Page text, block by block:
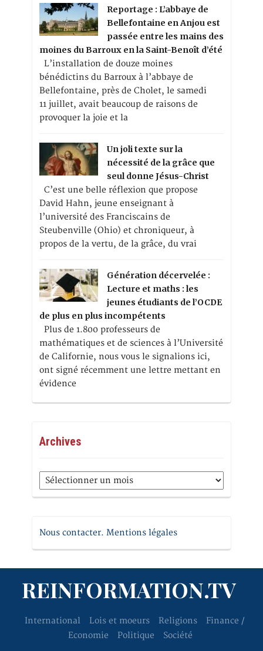
Reportage : L’abbaye de
Bellefontaine en Anjou est
passée entre les mains des
moines du Barroux en la Saint-Benoît d’été
L’installation de douze moines
bénédictins du Barroux à l’abbaye de
Bellefontaine, près de Cholet, le samedi
11 juillet, avait beaucoup de raisons de
provoquer la joie et la
Un joli texte sur la
nécessité de la grâce que
seul donne Jésus-Christ
C’est une belle réflexion que propose
David Hahn, jeune enseignant à
l’université des Franciscains de
Steubenville (Ohio) et chroniqueur, à
propos de la vertu, de la grâce, du vrai
Génération décervelée :
Lecture et maths : les
jeunes étudiants de l’OCDE
de plus en plus incompétents
Plus de 1.800 professeurs de
mathématiques et de sciences à l’Université
de Californie, nous vous le signalions ici,
ont signé récemment une lettre mettant en
évidence
Archives
Archives
Nous contacter. Mentions légales
REINFORMATION.TV
International Lois et moeurs Religions
Finance /
Economie
Politique Société